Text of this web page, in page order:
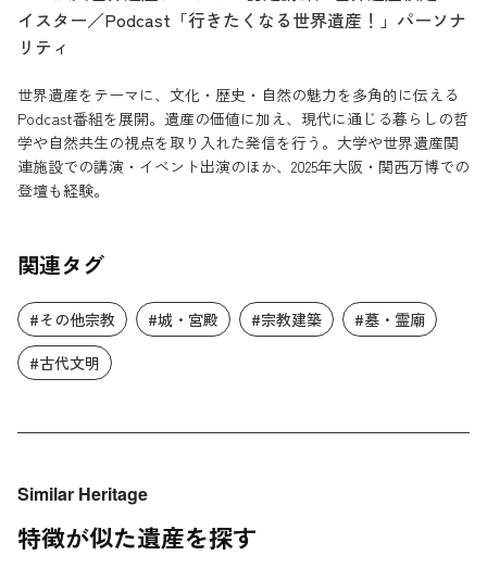
イスター／Podcast「行きたくなる世界遺産！」パーソナ
リティ
世界遺産をテーマに、文化・歴史・自然の魅力を多角的に伝える
Podcast番組を展開。遺産の価値に加え、現代に通じる暮らしの哲
学や自然共生の視点を取り入れた発信を行う。大学や世界遺産関
連施設での講演・イベント出演のほか、2025年大阪・関西万博での
登壇も経験。
関連タグ
#その他宗教 #城・宮殿 #宗教建築
#墓・霊廟
#古代文明
Similar Heritage
特徴が似た遺産を探す